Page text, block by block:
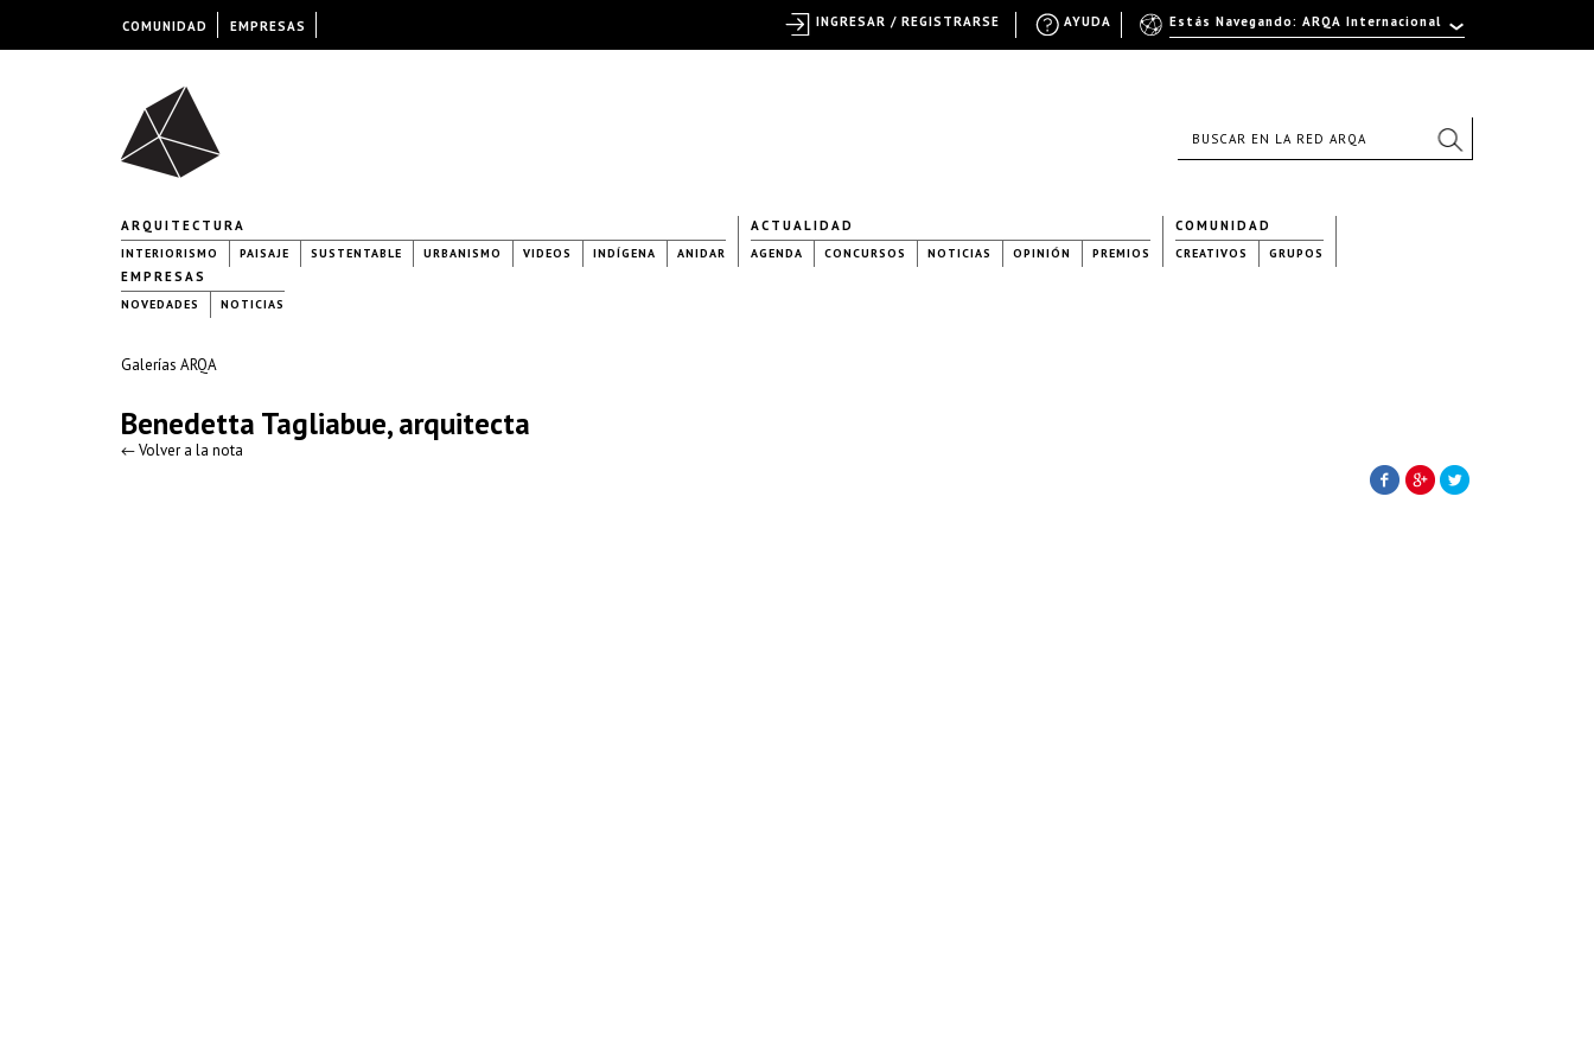
ARQUITECTURA
INTERIORISMO PAISAJE SUSTENTABLE URBANISMO VIDEOS INDÍGENA ANIDAR
ACTUALIDAD
AGENDA CONCURSOS NOTICIAS OPINIÓN PREMIOS
COMUNIDAD
CREATIVOS GRUPOS
EMPRESAS
NOVEDADES NOTICIAS
Galerías ARQA
Benedetta Tagliabue, arquitecta
← Volver a la nota
COMUNIDAD EMPRESAS Estás Navegando: ARQA Internacional
AYUDA
INGRESAR / REGISTRARSE